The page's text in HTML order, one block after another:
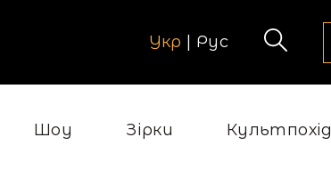
Укр Рус
Шоу Зірки Культпохід